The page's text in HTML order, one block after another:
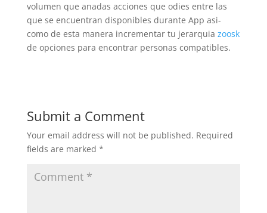
volumen que anadas acciones que odies entre las
que se encuentran disponibles durante App asi­
como de esta manera incrementar tu jerarquia zoosk
de opciones para encontrar personas compatibles.
Submit a Comment
Your email address will not be published. Required
fields are marked *